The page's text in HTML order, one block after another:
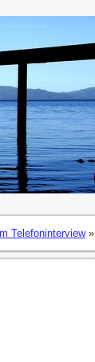
Telefoninterview»